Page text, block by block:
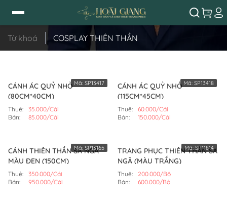
Từ khoá COSPLAY THIÊN THẦN
CÁNH ÁC QUỶ NHỎ
(80CM*40CM)
Thuê:
35.000/Cái
Bán:
85.000/Cái
Mã: SP13417
CÁNH ÁC QUỶ NHỎ
(115CM*45CM)
Thuê:
60.000/Cái
Bán:
150.000/Cái
Mã: SP13418
CÁNH THIÊN THẦN SA NGÃ
MÀU ĐEN (150CM)
Thuê:
350.000/Cái
Bán:
950.000/Cái
Mã: SP13165
TRANG PHỤC THIÊN THẦN SA
NGÃ (MÀU TRẮNG)
Thuê:
200.000/Bộ
Bán:
600.000/Bộ
Mã: SP11814